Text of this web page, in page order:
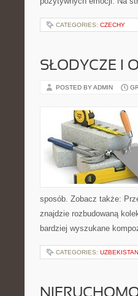
CATEGORIES: CZECHY
SŁODYCZE I
POSTED BY ADMIN
sposób. Zobacz także:
znajdzie rozbudowaną
bardziej wyszukane
CATEGORIES: UZBEKISTAN